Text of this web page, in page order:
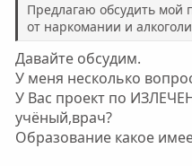
Предлагаю обсудить
от наркомании и
Давайте обсудим.
У меня несколько
У Вас проект по
учёный,врач?
Образование какое